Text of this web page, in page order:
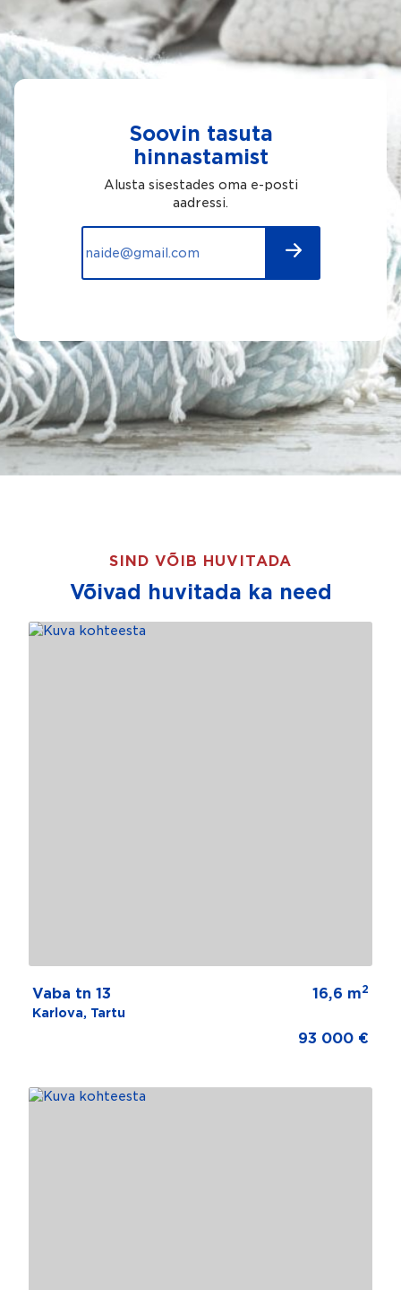
Soovin tasuta
hinnastamist
Alusta sisestades oma e-posti
aadressi.
SIND VÕIB HUVITADA
Võivad huvitada ka need
Vaba tn 13
Karlova, Tartu
16,6 m2
93 000 €